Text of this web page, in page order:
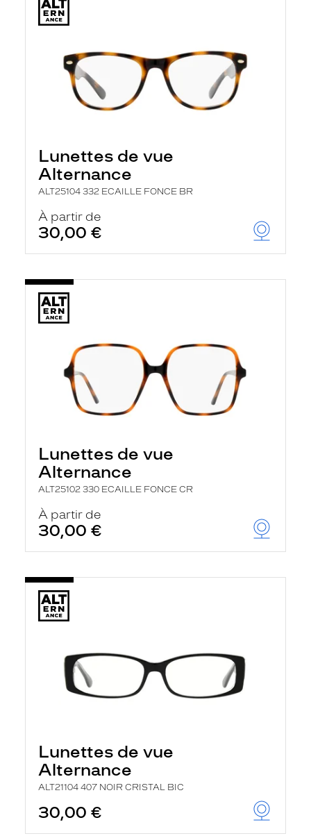
Lunettes de vue
Alternance
ALT25104 332 ECAILLE FONCE BR
À partir de
30,00 €
Lunettes de vue
Alternance
ALT25102 330 ECAILLE FONCE CR
À partir de
30,00 €
Lunettes de vue
Alternance
ALT21104 407 NOIR CRISTAL BIC
30,00 €